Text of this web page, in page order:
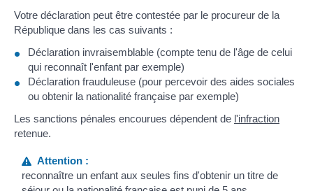
Votre déclaration peut être contestée par le procureur de la
République dans les cas suivants :
Déclaration invraisemblable (compte tenu de l'âge de celui
qui reconnaît l'enfant par exemple)
Déclaration frauduleuse (pour percevoir des aides sociales
ou obtenir la nationalité française par exemple)
Les sanctions pénales encourues dépendent de l'infraction
retenue.
Attention :
reconnaître un enfant aux seules fins d'obtenir un titre de